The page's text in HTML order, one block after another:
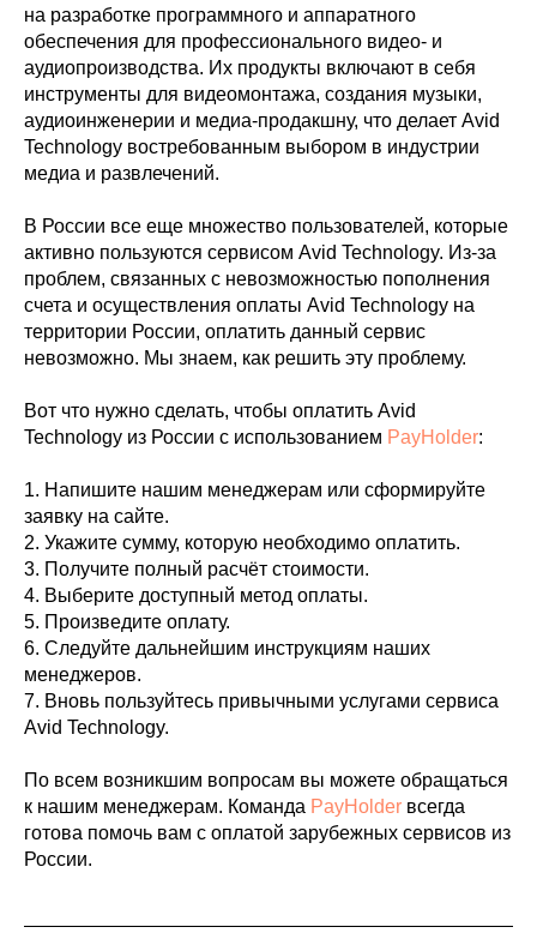
на разработке программного и аппаратного
обеспечения для профессионального видео- и
аудиопроизводства. Их продукты включают в себя
инструменты для видеомонтажа, создания музыки,
аудиоинженерии и медиа-продакшну, что делает Avid
Technology востребованным выбором в индустрии
медиа и развлечений.
В России все еще множество пользователей, которые
активно пользуются сервисом Avid Technology. Из-за
проблем, связанных с невозможностью пополнения
счета и осуществления оплаты Avid Technology на
территории России, оплатить данный сервис
невозможно. Мы знаем, как решить эту проблему.
Вот что нужно сделать, чтобы оплатить Avid
Technology из России с использованием PayHolder:
1. Напишите нашим менеджерам или сформируйте
заявку на сайте.
2. Укажите сумму, которую необходимо оплатить.
3. Получите полный расчёт стоимости.
4. Выберите доступный метод оплаты.
5. Произведите оплату.
6. Следуйте дальнейшим инструкциям наших
менеджеров.
7. Вновь пользуйтесь привычными услугами сервиса
Avid Technology.
По всем возникшим вопросам вы можете обращаться
к нашим менеджерам. Команда PayHolder всегда
готова помочь вам с оплатой зарубежных сервисов из
России.